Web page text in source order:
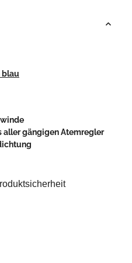
blau
aller gängigen Atemregler